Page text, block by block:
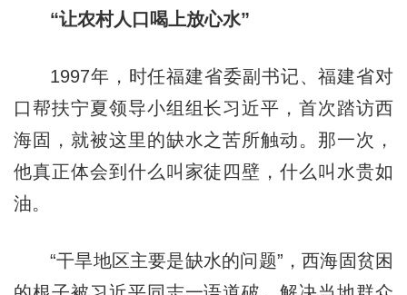
“让农村人口喝上放心水”
1997年，时任福建省委副书记、福建省对
口帮扶宁夏领导小组组长习近平，首次踏访西
海固，就被这里的缺水之苦所触动。那一次，
他真正体会到什么叫家徒四壁，什么叫水贵如
油。
“干旱地区主要是缺水的问题”，西海固贫困